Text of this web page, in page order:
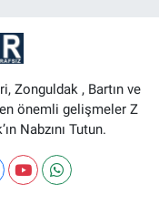
Zonguldak , Bartın ve
önemli gelişmeler Z
Nabzını Tutun.